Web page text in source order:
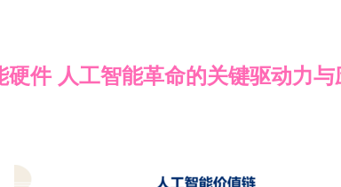
硬件 人工智能革命的关键驱动力与